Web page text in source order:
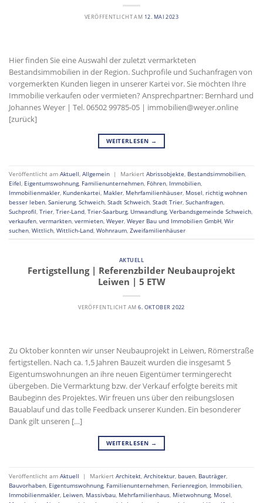
VERÖFFENTLICHT AM 12. MAI 2023
Hier finden Sie eine Auswahl der zuletzt vermarkteten
Bestandsimmobilien in der Region. Suchprofile und Suchanfragen von
vorgemerkten Kunden liegen in unserer Kartei vor. Sie möchten Ihre
Immobilie verkaufen oder vermieten? Ansprechpartner: Bernhard und
Johannes Weyer | Tel. 06502 99785-05 | immobilien@weyer.online
[zurück]
WEITERLESEN →
Veröffentlicht am Aktuell Allgemein | Markiert Abrissobjekte Bestandsimmobilien
Eifel Eigentumswohnung, Familienunternehmen Föhren Immobilien
Immobilienmakler Kundenkartei Makler Mehrfamilienhäuser Mosel richtig wohnen
besser leben Sanierung, Schweich Stadt Schweich Stadt Trier Suchanfragen
Suchprofil Trier Trier-Land Trier-Saarburg, Umwandlung, Verbandsgemeinde Schweich
verkaufen vermarkten vermieten Weyer Weyer Bau und Immobilien GmbH Wir
suchen Wittlich Wittlich-Land Wohnraum Zweifamilienhäuser
AKTUELL
Fertigstellung | Referenzbilder Neubauprojekt
Leiwen | 5 ETW
VERÖFFENTLICHT AM6. OKTOBER 2022
Zu Oktober konnten wir unser Neubauprojekt in Leiwen, Römerstraße
fertigstellen. Nach ca. 1,5 Jahren Bauzeit wurden die insgesamt 5
Eigentumswohnungen an ihre neuen Eigentümer termingerecht
übergeben. Die Vermarktung bzw. der Verkauf erfolgte bereits mit
Baubeginn des Projektes. Wir freuen uns über den reibungslosen
Bauablauf und das tolle Feedback unserer Kunden. Ein besonderer
Dank gilt unseren […]
WEITERLESEN →
Veröffentlicht am Aktuell | Markiert Architekt Architektur bauen Bauträger
Bauvorhaben Eigentumswohnung, Familienunternehmen Ferienregion Immobilien
Immobilienmakler Leiwen Massivbau Mehrfamilienhaus Mietwohnung, Mosel